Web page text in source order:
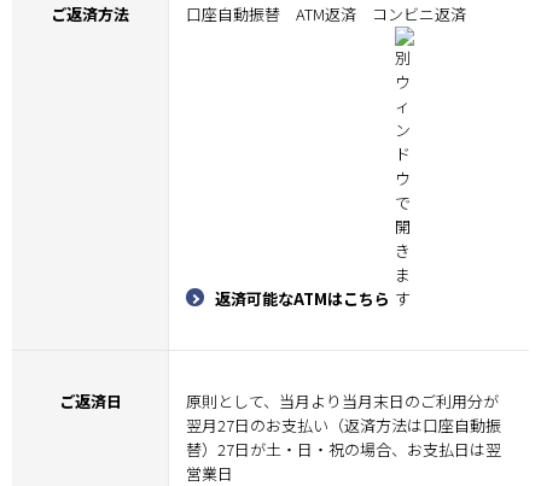
ご返済方法 口座自動振替 ATM返済 コンビニ返済
返済可能なATMはこちら
ご返済日
原則として、当月より当月末日のご利用分が
翌月27日のお支払い（返済方法は口座自動振
替）27日が土・日・祝の場合、お支払日は翌
営業日